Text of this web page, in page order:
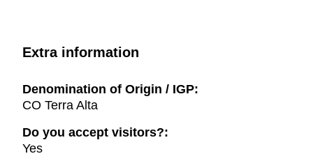
Extra information
Denomination of Origin / IGP:
CO Terra Alta
Do you accept visitors?:
Yes